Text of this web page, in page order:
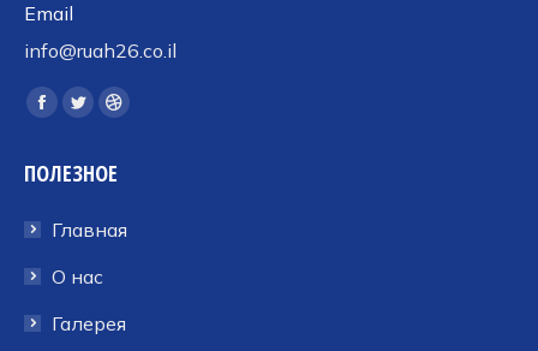
Email
info@ruah26.co.il
Ищите нас:
Страница
открывается
новом
окне
Страница
открывается
новом
окне
Страница
открывается
новом
ПОЛЕЗНОЕ
Главная
О нас
Галерея